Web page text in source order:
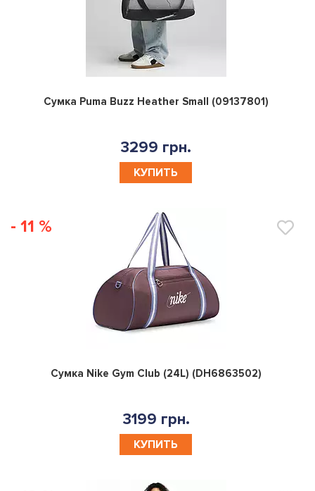
0
Сумка Puma Buzz Heather Small (09137801)
3299 грн.
КУПИТЬ
- 11 %
0
Сумка Nike Gym Club (24L) (DH6863502)
3199 грн.
КУПИТЬ